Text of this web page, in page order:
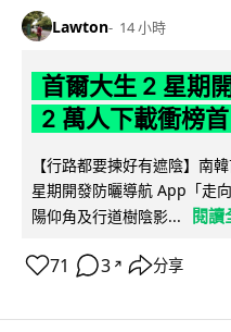
Lawton 14 小時
首爾大生 2 星期
2 萬人下載衝榜首
【行路都要揀好有遮陰】南
星期開發防曬導航 App「走
陽仰角及行道樹陰影...
閱讀
71 3 ↗ 分享